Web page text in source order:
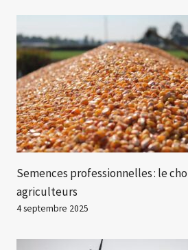
Semences professionnelles : le
agriculteurs
4 septembre 2025